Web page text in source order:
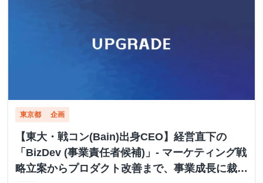
東京都 企画
【東大・戦コン(Bain)出身CEO】経営直下の
「BizDev (事業責任者候補)」- マーケティング戦
略立案からプロダクト改善まで、事業成長に裁量